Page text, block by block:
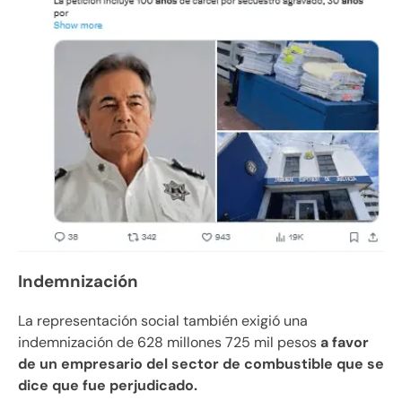
Indemnización
La representación social también exigió una
indemnización de 628 millones 725 mil pesosa favor
de un empresario del sector de combustible que se
dice que fue perjudicado.